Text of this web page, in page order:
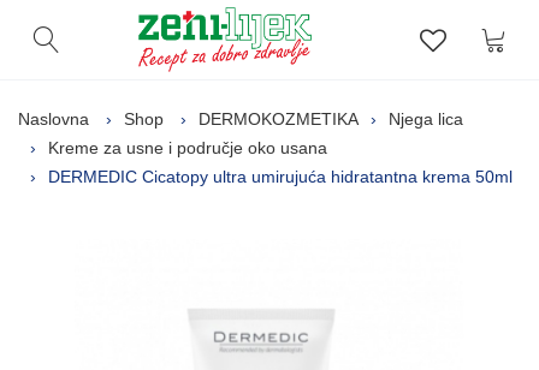
Otvori pretragu Lista
Naslovna Shop DERMOKOZMETIKA
Njega lica
Kreme za usne i područje oko usana
DERMEDIC Cicatopy ultra umirujuća hidratantna krema 50ml